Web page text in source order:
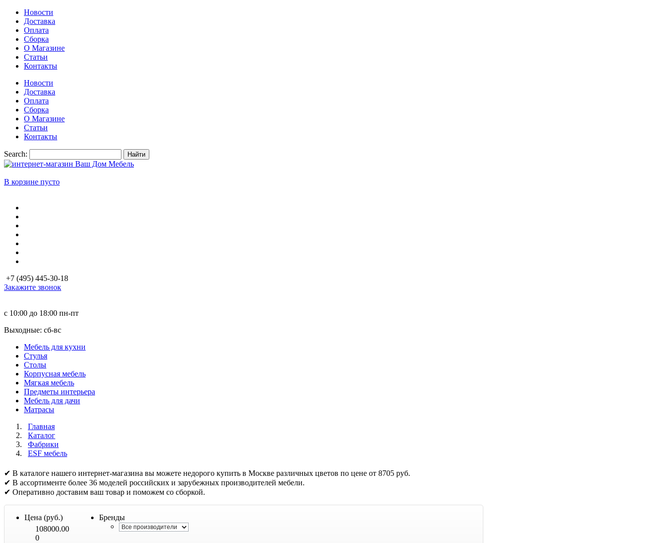
Новости
Доставка
Оплата
Сборка
О Магазине
Статьи
Контакты
Новости
Доставка
Оплата
Сборка
О Магазине
Статьи
Контакты
Search: Найти
В корзине пусто
+7 (495) 445-30-18
Закажите звонок
с 10:00 до 18:00 пн-пт
Выходные: сб-вc
Мебель для кухни
Стулья
Столы
Корпусная мебель
Мягкая мебель
Предметы интерьера
Мебель для дачи
Матраcы
Главная
Каталог
Фабрики
ESF мебель
✔ В каталоге нашего интернет-магазина вы можете недорого купить в Москве различных цветов по цене от 8705 руб.
✔ В ассортименте более 36 моделей российских и зарубежных производителей мебели.
✔ Оперативно доставим ваш товар и поможем со сборкой.
Цена (руб.)
108000.00
0
Бренды